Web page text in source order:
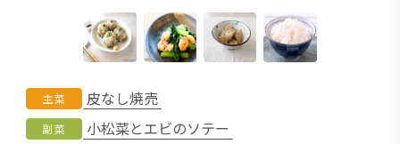
主菜 皮なし焼売
副菜 小松菜とエビのソテー